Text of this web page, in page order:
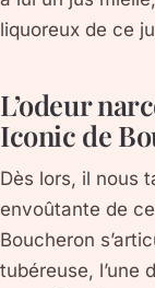
liquoreux de ce
L’odeur
Iconic de
Dès lors, il nous
envoûtante de
Boucheron
tubéreuse, l’une